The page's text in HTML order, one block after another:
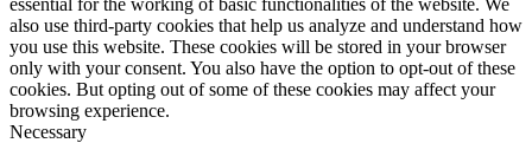
essential for the working of basic functionalities of the website. We
also use third-party cookies that help us analyze and understand how
you use this website. These cookies will be stored in your browser
only with your consent. You also have the option to opt-out of these
cookies. But opting out of some of these cookies may affect your
browsing experience.
Necessary